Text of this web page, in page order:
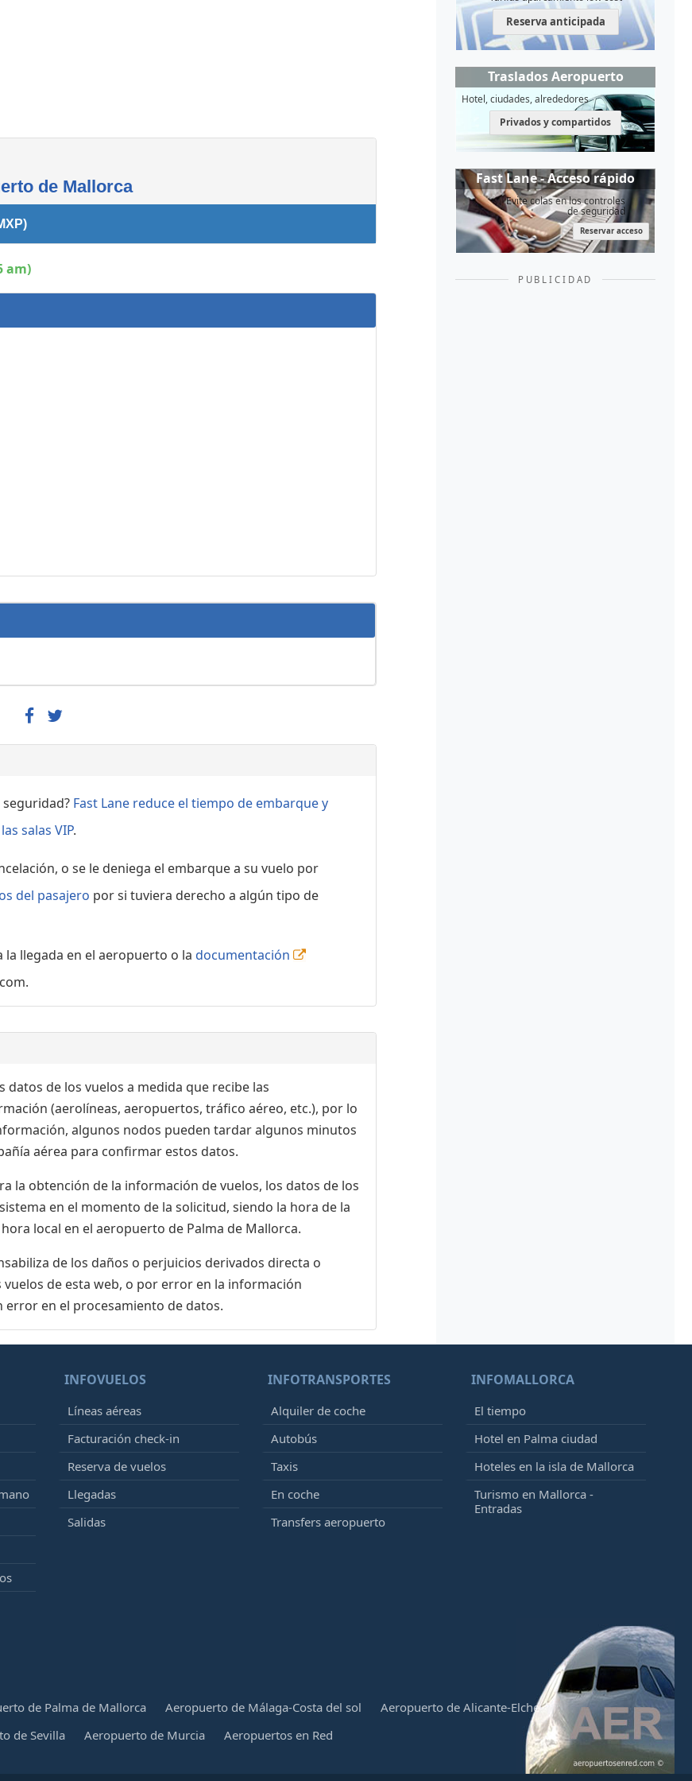
de Mallorca
am)
Fast Lane reduce el tiempo de embarque y
salas VIP.
o se le deniega el embarque a su vuelo por
del pasajero por si tuviera derecho a algún tipo de
la llegada en el aeropuerto o la documentación
de los vuelos a medida que recibe las
(aerolíneas, aeropuertos, tráfico aéreo, etc.), por lo
algunos nodos pueden tardar algunos minutos
aérea para confirmar estos datos.
la obtención de la información de vuelos, los datos de los
en el momento de la solicitud, siendo la hora de la
local en el aeropuerto de Palma de Mallorca.
de los daños o perjuicios derivados directa o
de esta web, o por error en la información
en el procesamiento de datos.
Reserva anticipada
Traslados Aeropuerto
Hotel, ciudades, alrededores
Privados y compartidos
Fast Lane - Acceso rápido
Evite colas en los controles
de seguridad
Reservar acceso
PUBLICIDAD
INFOVUELOS
Líneas aéreas
Facturación check-in
Reserva de vuelos
Llegadas
Salidas
INFOTRANSPORTES
Alquiler de coche
Autobús
Taxis
En coche
Transfers aeropuerto
INFOMALLORCA
El tiempo
Hotel en Palma ciudad
Hoteles en la isla de Mallorca
Turismo en Mallorca -
Entradas
de Palma de Mallorca Aeropuerto de Málaga-Costa del sol
Aeropuerto de Alicante-Elche
de Sevilla Aeropuerto de Murcia Aeropuertos en Red